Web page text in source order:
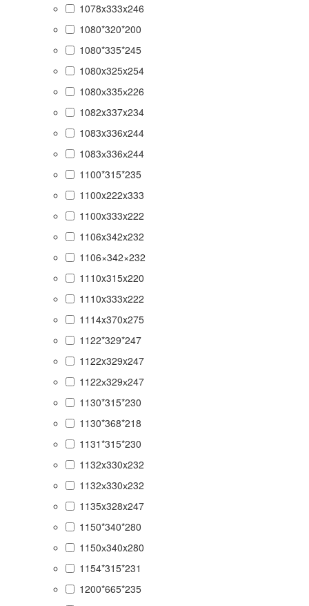
1078x333x246
1080*320*200
1080*335*245
1080x325x254
1080х335х226
1082x337x234
1083x336x244
1083х336х244
1100*315*235
1100x222x333
1100x333x222
1106x342x232
1106×342×232
1110x315x220
1110x333x222
1114x370x275
1122*329*247
1122x329x247
1122х329х247
1130*315*230
1130*368*218
1131*315*230
1132x330x232
1132х330х232
1135x328x247
1150*340*280
1150х340x280
1154*315*231
1200*665*235